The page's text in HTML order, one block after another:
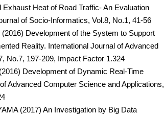
Heat of Road Traffic- An Evaluation
of Socio-Informatics, Vol.8, No.1, 41-56
Development of the System to Support
Reality. International Journal of Advanced
No.7, 197-209, Impact Factor 1.324
Development of Dynamic Real-Time
Advanced Computer Science and Applications,
(2017) An Investigation by Big Data